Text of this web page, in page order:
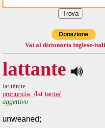
Donazione
Vai al dizionario inglese-
lattante
lat|tàn|te
pronuncia: /latˈtante/
aggettivo
unweaned;